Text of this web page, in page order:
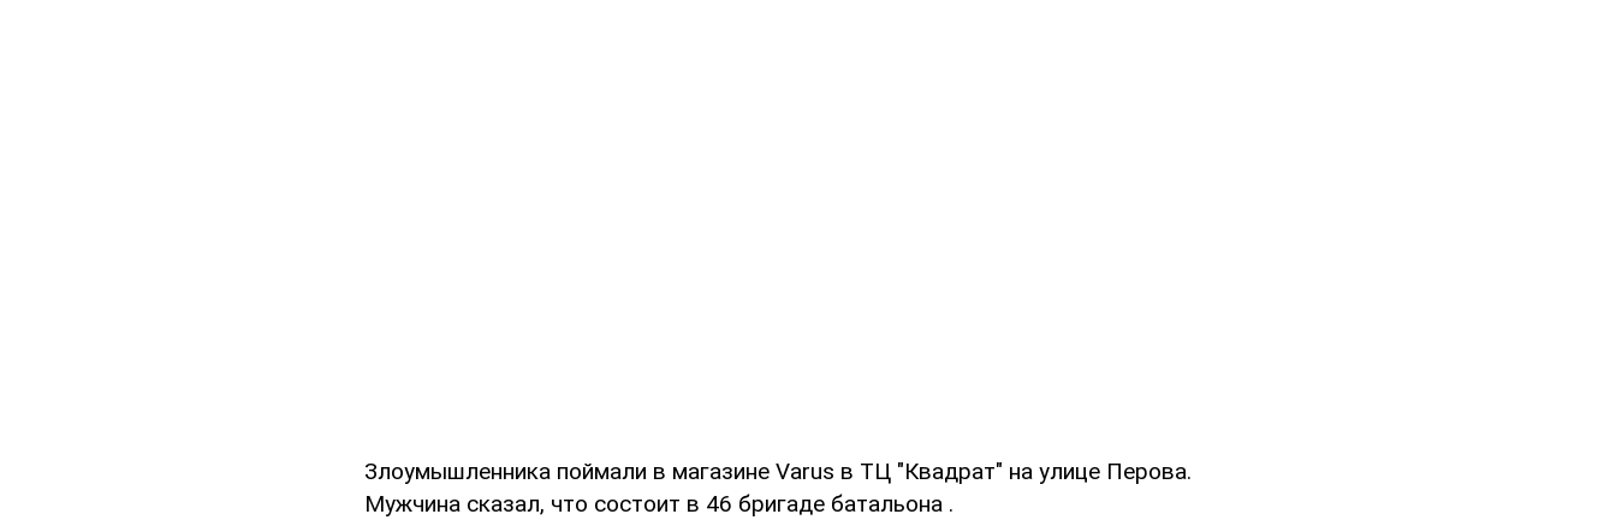
Злоумышленника поймали в магазине Varus в ТЦ "Квадрат" на улице Перова.
Мужчина сказал, что состоит в 46 бригаде батальона .